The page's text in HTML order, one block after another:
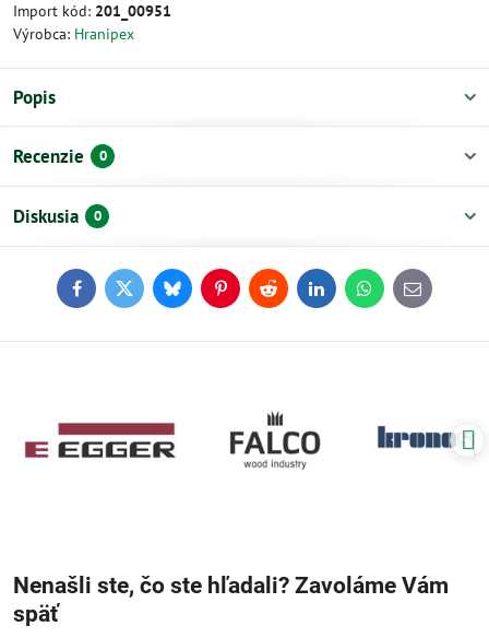
Import kód: 201_00951
Výrobca: Hranipex
Popis
Recenzie 0
Diskusia 0
FacebookTwitterBlueskyPinterestReddit LinkedInWhatsApp
E-
mail
Nenašli ste, čo ste hľadali? Zavoláme Vám
späť